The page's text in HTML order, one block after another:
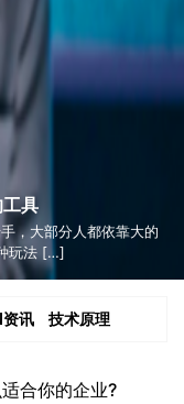
具
，大部分人都依靠大的
玩法 […]
资讯 技术原理
合你的企业?